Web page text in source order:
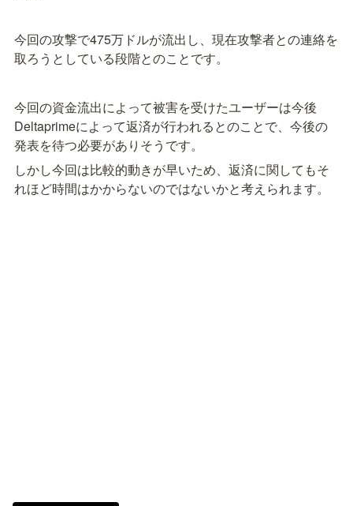
今回の攻撃で475万ドルが流出し、現在攻撃者との連絡を
取ろうとしている段階とのことです。
今回の資金流出によって被害を受けたユーザーは今後
Deltaprimeによって返済が行われるとのことで、今後の
発表を待つ必要がありそうです。
しかし今回は比較的動きが早いため、返済に関してもそ
れほど時間はかからないのではないかと考えられます。